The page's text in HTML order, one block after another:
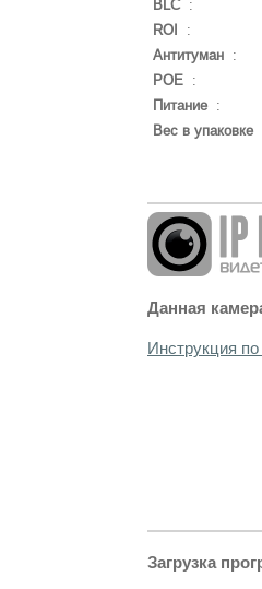
BLC:
ROI
:
Антитуман :
POE :
Питание :
Вес в упаковке